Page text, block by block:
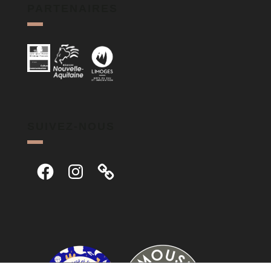
FacebookInstagram